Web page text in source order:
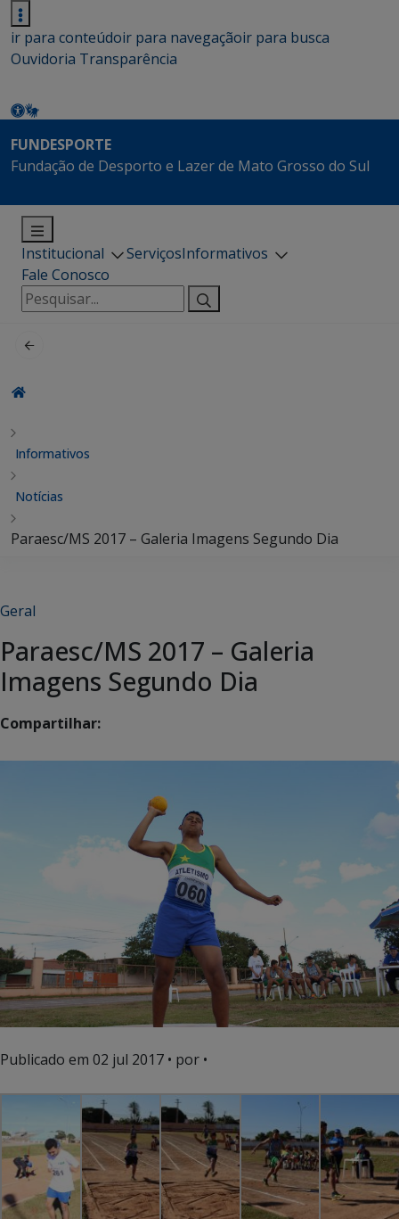
ir para conteúdoir para navegaçãoir para busca
Ouvidoria Transparência
FUNDESPORTE
Fundação de Desporto e Lazer de Mato Grosso do Sul
Institucional ServiçosInformativos
Fale Conosco
Pesquisar
por:
Informativos
Notícias
Paraesc/MS 2017 – Galeria Imagens Segundo Dia
Geral
Paraesc/MS 2017 – Galeria
Imagens Segundo Dia
Compartilhar:
Publicado em 02 jul 2017 • por •